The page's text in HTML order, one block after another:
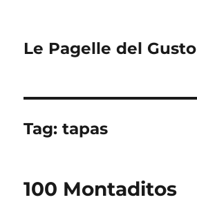
Le Pagelle del Gusto
Tag:tapas
100 Montaditos